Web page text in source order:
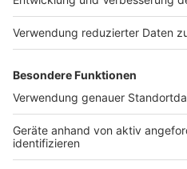
Presse
Werben
Archiv
ANTENNE BAYERN GROUP
Stiftung ANTENNE BAYERN
hilft